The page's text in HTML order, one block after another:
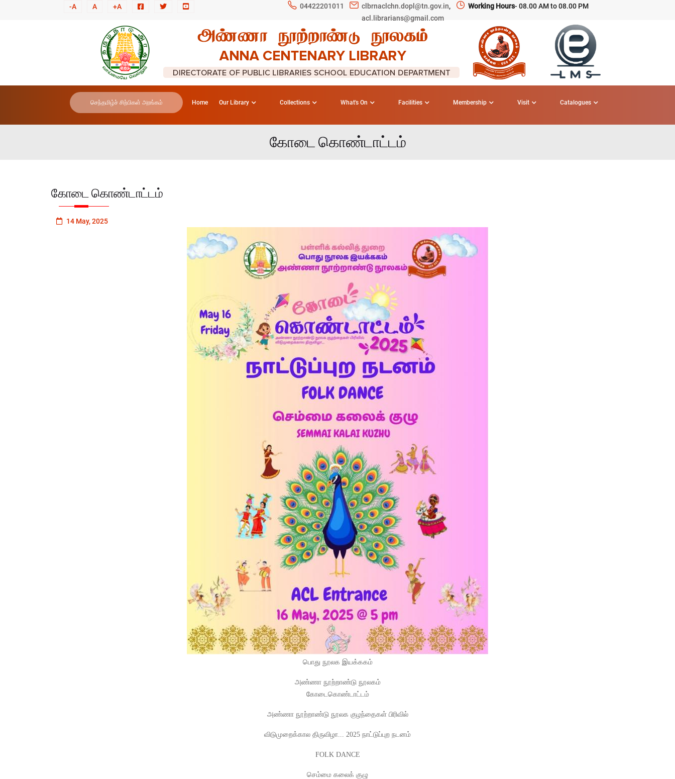
-A A +A 04422201011 clbrnaclchn.dopl@tn.gov.in,
acl.librarians@gmail.com
Working Hours- 08.00 AM to 08.00 PM
செந்தமிழ்ச் சிற்பிகள் அரங்கம் Home Our Library Collections What's On Facilities Membership Visit Catalogues
கோடை கொண்டாட்டம்
கோடை கொண்டாட்டம்
14 May, 2025
பொது நூலக இயக்ககம்
அண்ணா நூற்றாண்டு நூலகம்
கோடைகொண்டாட்டம்
அண்ணா நூற்றாண்டு நூலக குழந்தைகள் பிரிவில்
விடுமுறைக்கால திருவிழா... 2025 நாட்டுப்புற நடனம்
FOLK DANCE
செம்மை கலைக் குழு